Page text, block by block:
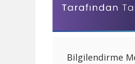
Bilgilendirme